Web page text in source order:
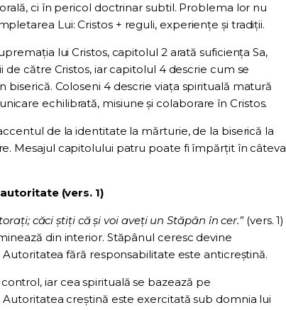
ci în pericol doctrinar subtil. Problema lor nu
Lui: Cristos + reguli, experiențe și tradiții.
lui Cristos, capitolul 2 arată suficiența Sa,
către Cristos, iar capitolul 4 descrie cum se
biserică. Coloseni 4 descrie viața spirituală matură
echilibrată, misiune și colaborare în Cristos.
de la identitate la mărturie, de la biserică la
Mesajul capitolului patru poate fi împărțit în câteva
(vers. 1)
căci știți că și voi aveți un Stăpân în cer.”(vers. 1)
din interior. Stăpânul ceresc devine
fără responsabilitate este anticreștină.
iar cea spirituală se bazează pe
creștină este exercitată sub domnia lui